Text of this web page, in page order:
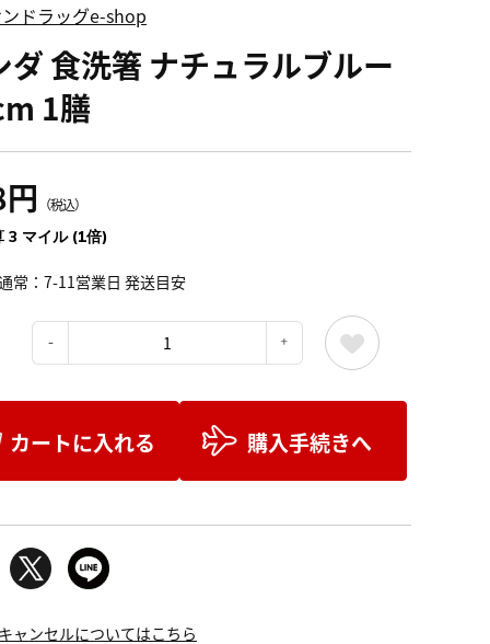
ドラッグe-shop
ダ 食洗箸 ナチュラルブルー
1膳
（税込）
3 マイル (1倍)
常：7-11営業日 発送目安
カートに入れる 購入手続きへ
ャンセルについてはこちら